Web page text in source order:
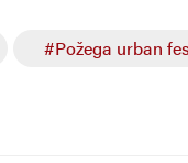
#Požega urban